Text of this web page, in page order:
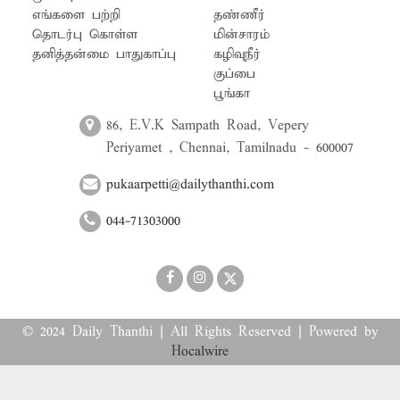
எங்களை பற்றி
தொடர்பு கொள்ள
தனித்தன்மை பாதுகாப்பு
தண்ணீர்
மின்சாரம்
கழிவுநீர்
குப்பை
பூங்கா
86, E.V.K Sampath Road, Vepery
Periyamet , Chennai, Tamilnadu - 600007
pukaarpetti@dailythanthi.com
044-71303000
© 2024 Daily Thanthi | All Rights Reserved | Powered by
Hocalwire